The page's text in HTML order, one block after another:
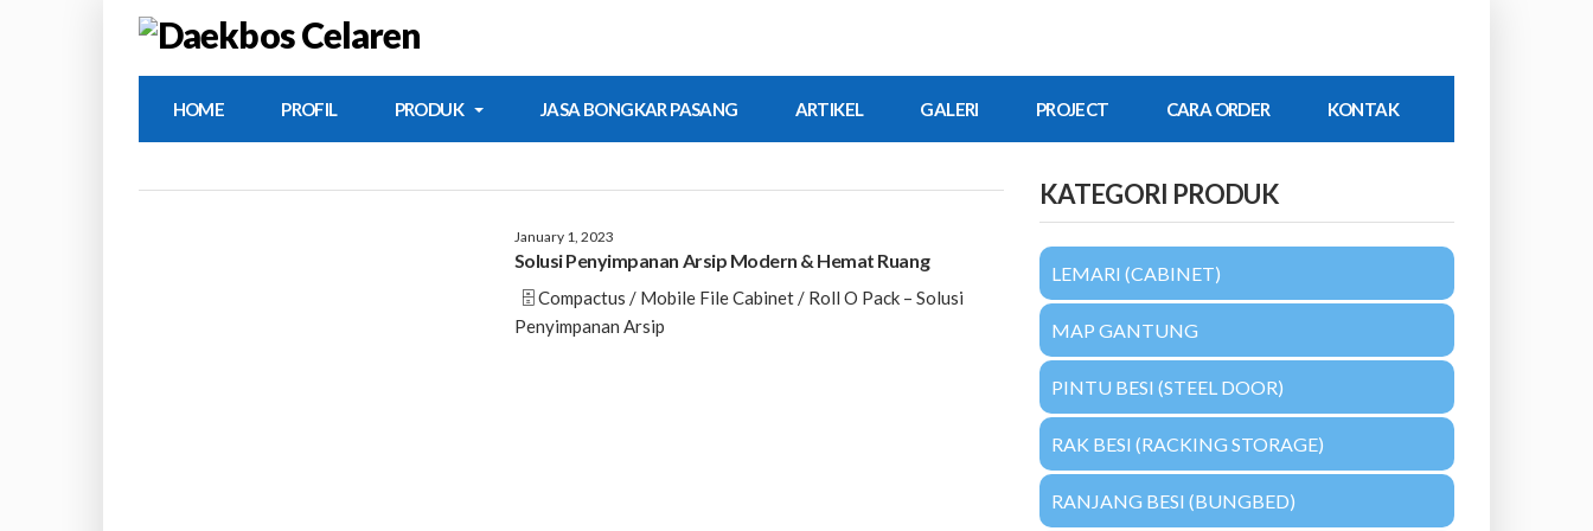
HOME PROFIL PRODUK JASA BONGKAR PASANG ARTIKEL GALERI PROJECT CARA ORDER KONTAK
January 1, 2023
Solusi Penyimpanan Arsip Modern & Hemat Ruang
🗄️ Compactus / Mobile File Cabinet / Roll O Pack – Solusi
Penyimpanan Arsip
KATEGORI PRODUK
LEMARI (CABINET)
MAP GANTUNG
PINTU BESI (STEEL DOOR)
RAK BESI (RACKING STORAGE)
RANJANG BESI (BUNGBED)